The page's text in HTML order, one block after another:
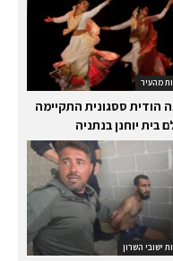
מהעיר
הודית ססגונית התקיימה
בית יוחנן בנתניה
ישובי השרון